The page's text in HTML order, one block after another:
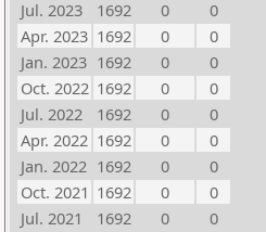
Jul. 2023
1692 0
0
Apr. 2023 1692 0
0
Jan. 2023 1692 0
0
Oct. 2022 1692 0
0
Jul. 2022
1692 0
0
Apr. 2022 1692 0
0
Jan. 2022 1692 0
0
Oct. 2021 1692 0
0
Jul. 2021
1692 0
0